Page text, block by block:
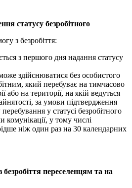
статусу безробітного
з безробіття:
з першого дня надання статусу
здійснюватися без особистого
який перебуває на тимчасово
або на території, на якій ведуться
за умови підтвердження
у статусі безробітного
комунікації, у тому числі
ніж один раз на 30 календарних
переселенцям та на